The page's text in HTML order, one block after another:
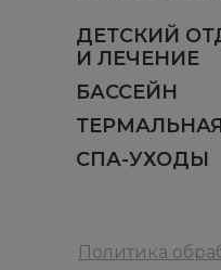
ДЕТСКИЙ
И ЛЕЧЕНИЕ
БАССЕЙН
СПА-УХОДЫ
Политика